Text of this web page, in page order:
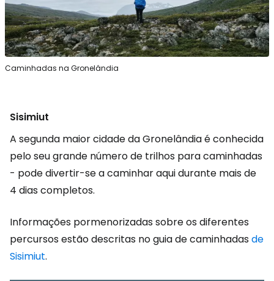
Caminhadas na Gronelândia
Sisimiut
A segunda maior cidade da Gronelândia é conhecida
pelo seu grande número de trilhos para caminhadas
- pode divertir-se a caminhar aqui durante mais de
4 dias completos.
Informações pormenorizadas sobre os diferentes
percursos estão descritas no guia de caminhadasde
Sisimiut.